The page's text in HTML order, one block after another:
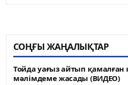
СОҢҒЫ ЖАҢАЛЫҚТАР
Тойда уағыз айтып
мәлімдеме жасады (ВИДЕО)